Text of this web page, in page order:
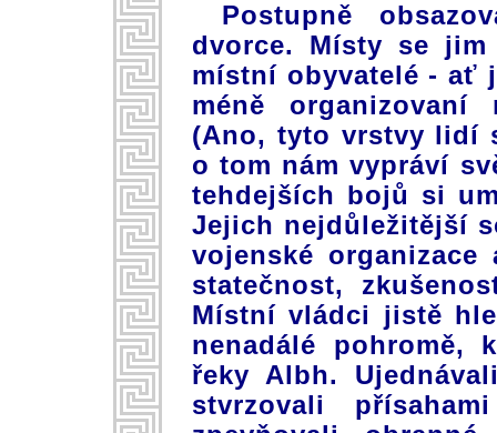
Postupně
dvorce. Místy se
místní obyvatelé - ať
méně
(Ano, tyto vrstvy lidí
o tom nám vypráví
tehdejších bojů si
Jejich nejdůležitější
vojenské
statečnost,
Místní vládci jistě
nenadálé
řeky Albh.
stvrzovali